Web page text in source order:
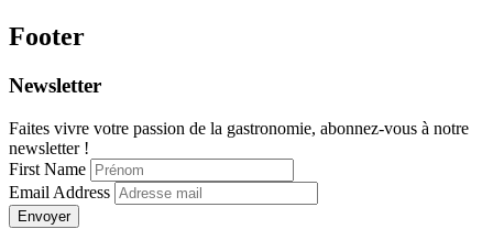
Footer
Newsletter
Faites vivre votre passion de la gastronomie, abonnez-vous à notre
newsletter !
First Name
Email Address
Envoyer